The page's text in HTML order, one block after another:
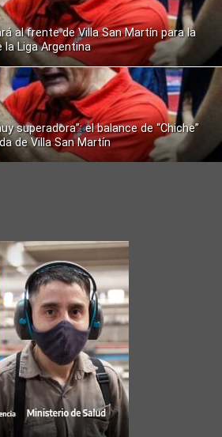
al frente de Villa San Martín para la
Liga Argentina
superadora”: el balance de “Chiche”
de Villa San Martín